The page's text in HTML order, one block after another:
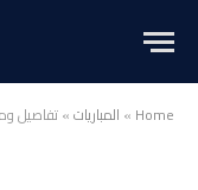
Home
» المباريات»تفاصيل وموعد مباراة